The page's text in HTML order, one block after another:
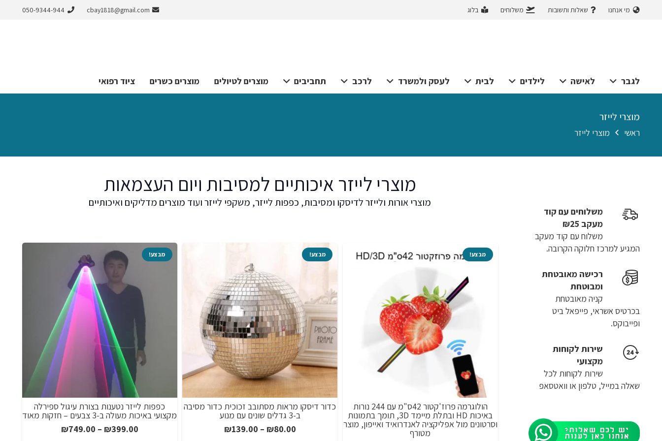
מי אנחנו שאלות ותשובות משלוחים בלוג cbay1818@gmail.com
050-9344-944
לגבר לאישה לילדים לבית לעסק ולמשרד לרכב תחביבים מוצרים לטיולים מוצרים כשרים ציוד רפואי
מוצרי לייזר
ראשי מוצרי לייזר
מוצרי לייזר איכותיים למסיבות ויום העצמאות
מוצרי אורות ולייזר לדיסקו ומסיבות, כפפות לייזר, משקפי לייזר ועוד מוצרים מדליקים ואיכותיים
מבצע!
הולוגרמה פרוז'קטור 42ס"מ עם 244 נורות
באיכות HD ובתלת מיימד 3D, תומך בתמונות
וסרטונים מול אפליקציה לאנדרואיד ואייפון, מוצר
מטורף
מבצע!
כדור דיסקו מראות מסתובב זכוכית כדור מסיבה
ב-3 גדלים שונים עם מנוע
₪80.00
–
₪139.00
מבצע!
כפפות לייזר נטענות בצורת עיגול ספירלה
מקצועי באיכות מעולה ב-3 צבעים – חזקות מאוד
₪399.00
–
₪749.00
משלוחים עם קוד
מעקב ₪25
משלוח​ עם קוד מעקב
המגיע למרכז חלוקה הקרובה.
רכישה​ ​מאובטחת
ומבוטחת
קניה מאובטחת
בכרטיס אשראי, פייפאל ביט
ופייבוקס.
שירות לקוחות
מקצועי
שירות לקוחות לכל
שאלה במייל, טלפון או וואטסאפ